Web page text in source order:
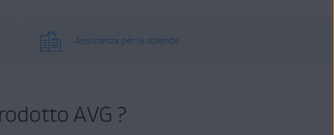
Assistenza per le aziende
AVG ?